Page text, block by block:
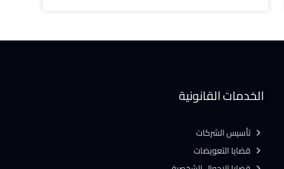
الخدمات القانونية
تأسيس الشركات
قضايا التعويضات